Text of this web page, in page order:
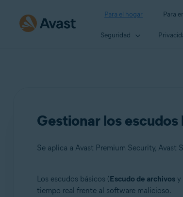
Para el hogar Para
Seguridad
Gestionar los
Se aplica a Avast Premium Security, Avast
Productos:
Los escudos básicos (Escudo de archivosy
tiempo real frente al software malicioso.